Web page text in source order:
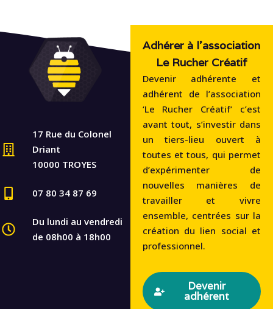
17 Rue du Colonel
Driant
10000 TROYES
07 80 34 87 69
Du lundi au vendredi
de 08h00 à 18h00
Adhérer à l'association
Le Rucher Créatif
Devenir adhérente et
adhérent de l’association
‘Le Rucher Créatif‘ c’est
avant tout, s’investir dans
un tiers-lieu ouvert à
toutes et tous, qui permet
d’expérimenter de
nouvelles manières de
travailler et vivre
ensemble, centrées sur la
création du lien social et
professionnel.
Devenir
adhérent